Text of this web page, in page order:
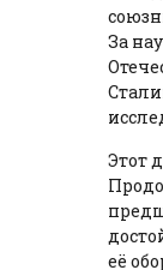
За
Этот
её